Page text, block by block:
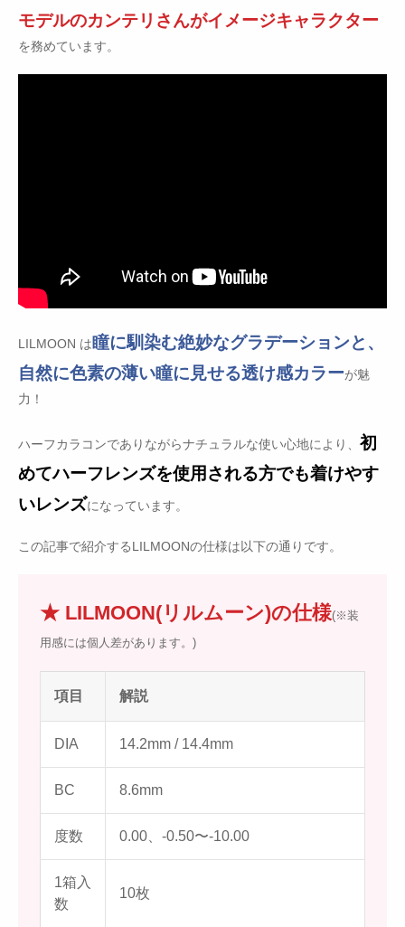
モデルのカンテリさんがイメージキャラクター
を務めています。
LILMOON は瞳に馴染む絶妙なグラデーションと、
自然に色素の薄い瞳に見せる透け感カラーが魅
力！
ハーフカラコンでありながらナチュラルな使い心地により、 初
めてハーフレンズを使用される方でも着けやす
いレンズになっています。
この記事で紹介するLILMOONの仕様は以下の通りです。
★ LILMOON(リルムーン)の仕様(※装
用感には個人差があります。)
項目 解説
DIA 14.2mm / 14.4mm
BC 8.6mm
度数 0.00、-0.50〜-10.00
1箱入
数
10枚